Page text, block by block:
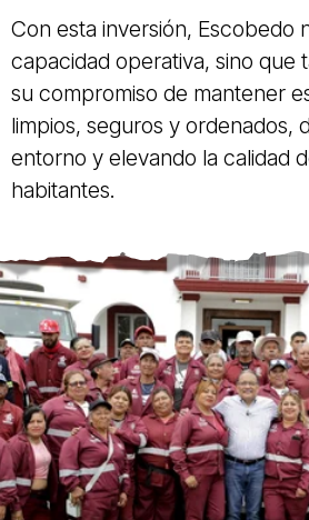
Con esta inversión, Escobedo
capacidad operativa, sino que
su compromiso de mantener
limpios, seguros y ordenados,
entorno y elevando la calidad
habitantes.